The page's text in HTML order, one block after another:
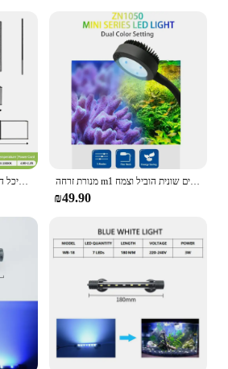
מנורת זרחה m1 הוביל ספקטרום מלא ננו אקווריום קטן דגי טנק מים מים מלוחים מי ים מלוחים שונית אלמוגים מים מלוחים שונית אלמוגים מים מלוחים שונית הוביל וצמח
₪49.90